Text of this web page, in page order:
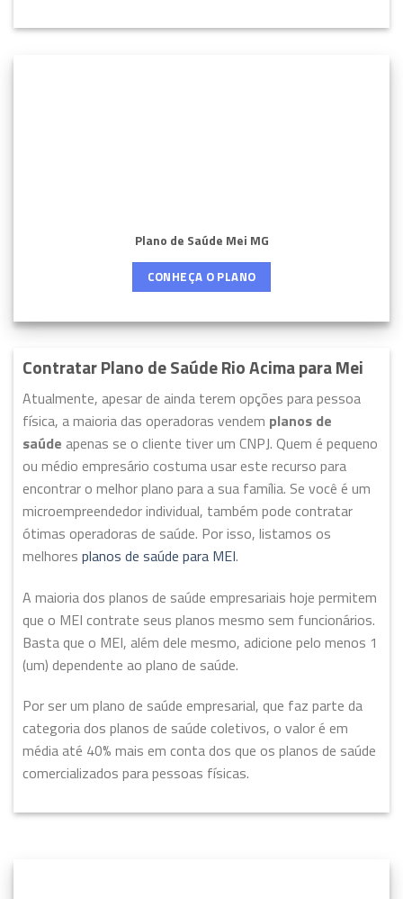
Plano de Saúde Mei MG
CONHEÇA O PLANO
Contratar Plano de Saúde Rio Acima para Mei
Atualmente, apesar de ainda terem opções para pessoa
física, a maioria das operadoras vendem planos de
saúde apenas se o cliente tiver um CNPJ. Quem é pequeno
ou médio empresário costuma usar este recurso para
encontrar o melhor plano para a sua família. Se você é um
microempreendedor individual, também pode contratar
ótimas operadoras de saúde. Por isso, listamos os
melhores planos de saúde para MEI.
A maioria dos planos de saúde empresariais hoje permitem
que o MEI contrate seus planos mesmo sem funcionários.
Basta que o MEI, além dele mesmo, adicione pelo menos 1
(um) dependente ao plano de saúde.
Por ser um plano de saúde empresarial, que faz parte da
categoria dos planos de saúde coletivos, o valor é em
média até 40% mais em conta dos que os planos de saúde
comercializados para pessoas físicas.